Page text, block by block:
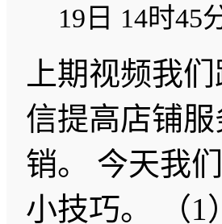
19日 14时45
上期视频我
信提高店铺
销。 今天我
小技巧。 （1